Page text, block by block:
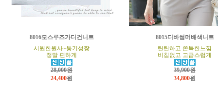
8016모스루즈가디건니트
시원한원사~통기성짱
정말 편하게
28,000원
24,400원
8015디바썸머배색니트
탄탄하고 쫀득한느낌
비침없고 고급스럽게
39,900원
34,800원